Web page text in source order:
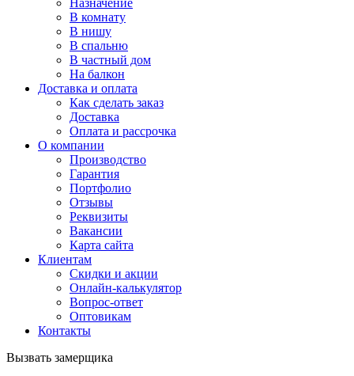
Назначение
В комнату
В нишу
В спальню
В частный дом
На балкон
Доставка и оплата
Как сделать заказ
Доставка
Оплата и рассрочка
О компании
Производство
Гарантия
Портфолио
Отзывы
Реквизиты
Вакансии
Карта сайта
Клиентам
Скидки и акции
Онлайн-калькулятор
Вопрос-ответ
Оптовикам
Контакты
Вызвать замерщика